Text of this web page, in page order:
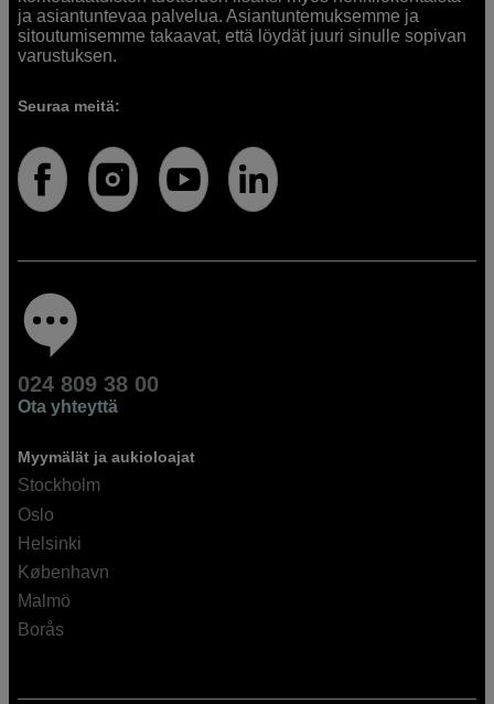
ja asiantuntevaa palvelua. Asiantuntemuksemme ja
sitoutumisemme takaavat, että löydät juuri sinulle sopivan
varustuksen.
Seuraa meitä:
024 809 38 00
Ota yhteyttä
Myymälät ja aukioloajat
Stockholm
Oslo
Helsinki
København
Malmö
Borås